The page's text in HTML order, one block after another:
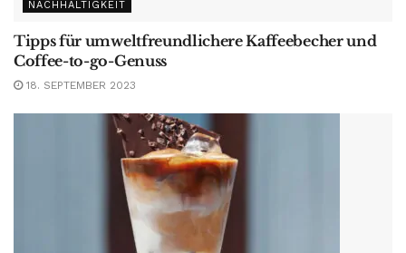
NACHHALTIGKEIT
Tipps für umweltfreundlichere Kaffeebecher und
Coffee-to-go-Genuss
18. SEPTEMBER 2023